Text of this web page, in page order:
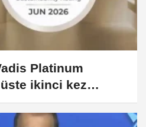
Platinum
üste ikinci kez